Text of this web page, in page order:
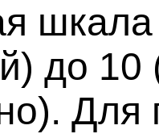
до 10
Для